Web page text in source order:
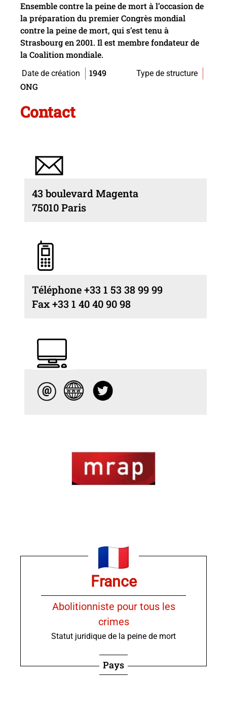
Ensemble contre la peine de mort à l’occasion de
la préparation du premier Congrès mondial
contre la peine de mort, qui s’est tenu à
Strasbourg en 2001. Il est membre fondateur de
la Coalition mondiale.
Date de création 1949 Type de structure
ONG
Contact
43 boulevard Magenta
75010 Paris
Téléphone +33 1 53 38 99 99
Fax +33 1 40 40 90 98
France
Abolitionniste pour tous les
crimes
Statut juridique de la peine de mort
Pays